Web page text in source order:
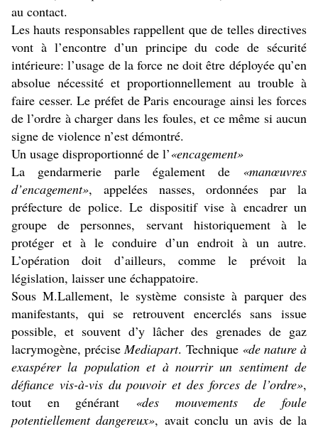
au contact.
Les hauts responsables rappellent que de telles directives
vont à l’encontre d’un principe du code de sécurité
intérieure: l’usage de la force ne doit être déployée qu’en
absolue nécessité et proportionnellement au trouble à
faire cesser. Le préfet de Paris encourage ainsi les forces
de l’ordre à charger dans les foules, et ce même si aucun
signe de violence n’est démontré.
Un usage disproportionné de l’«encagement»
La gendarmerie parle également de «manœuvres
d’encagement», appelées nasses, ordonnées par la
préfecture de police. Le dispositif vise à encadrer un
groupe de personnes, servant historiquement à le
protéger et à le conduire d’un endroit à un autre.
L’opération doit d’ailleurs, comme le prévoit la
législation, laisser une échappatoire.
Sous M.Lallement, le système consiste à parquer des
manifestants, qui se retrouvent encerclés sans issue
possible, et souvent d’y lâcher des grenades de gaz
lacrymogène, préciseMediapart. Technique «de nature à
exaspérer la population et à nourrir un sentiment de
défiance vis-à-vis du pouvoir et des forces de l’ordre»,
tout en générant «des mouvements de foule
potentiellement dangereux», avait conclu un avis de la